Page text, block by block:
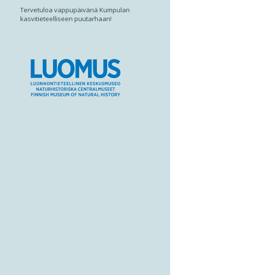
Tervetuloa vappupäivänä Kumpulan
kasvitieteelliseen puutarhaan!